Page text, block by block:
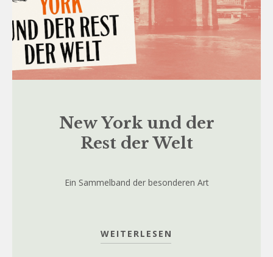
New York und der
Rest der Welt
Ein Sammelband der besonderen Art
WEITERLESEN